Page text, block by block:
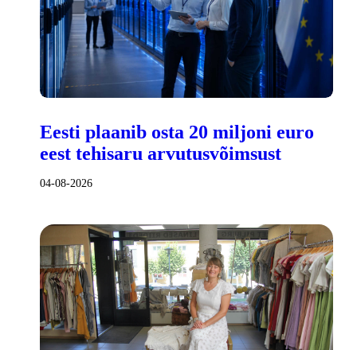
Eesti plaanib osta 20 miljoni euro
eest tehisaru arvutusvõimsust
04-08-2026